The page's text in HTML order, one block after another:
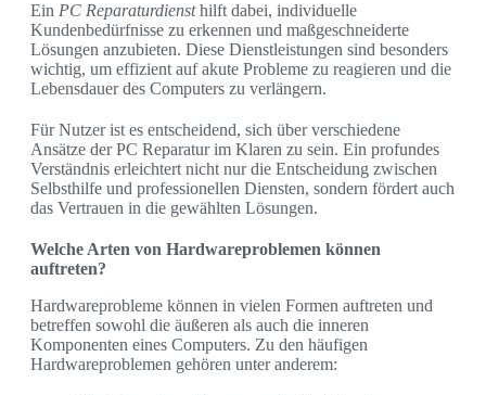
Ein PC Reparaturdiensthilft dabei, individuelle
Kundenbedürfnisse zu erkennen und maßgeschneiderte
Lösungen anzubieten. Diese Dienstleistungen sind besonders
wichtig, um effizient auf akute Probleme zu reagieren und die
Lebensdauer des Computers zu verlängern.
Für Nutzer ist es entscheidend, sich über verschiedene
Ansätze der PC Reparatur im Klaren zu sein. Ein profundes
Verständnis erleichtert nicht nur die Entscheidung zwischen
Selbsthilfe und professionellen Diensten, sondern fördert auch
das Vertrauen in die gewählten Lösungen.
Welche Arten von Hardwareproblemen können
auftreten?
Hardwareprobleme können in vielen Formen auftreten und
betreffen sowohl die äußeren als auch die inneren
Komponenten eines Computers. Zu den häufigen
Hardwareproblemen gehören unter anderem: